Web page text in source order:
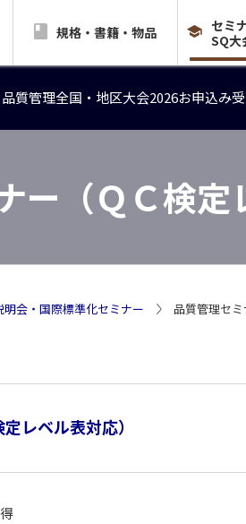
規格・書籍・物品
セミ
SQ大
質管理全国・地区大会2026お申込み
質管理全国・地区大会2026お申込み
ー（ＱＣ検定
明会・国際標準化セミナー 品質管理セ
レベル表対応）